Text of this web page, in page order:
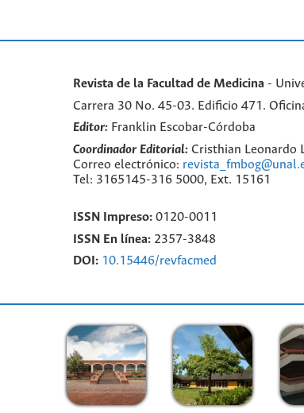
Revista de la Facultad de Medicina -
Carrera 30 No. 45-03. Edificio 471.
Editor: Franklin Escobar-Córdoba
Coordinador Editorial: Cristhian Leonardo
Correo electrónico:
Tel: 3165145-316 5000, Ext. 15161
ISSN Impreso: 0120-0011
ISSN En línea: 2357-3848
DOI: 10.15446/revfacmed